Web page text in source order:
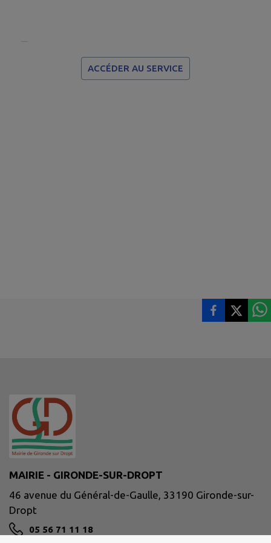
ACCÉDER AU SERVICE
MAIRIE - GIRONDE-SUR-DROPT
46 avenue du Général-de-Gaulle, 33190 Gironde-sur-
Dropt
05 56 71 11 18